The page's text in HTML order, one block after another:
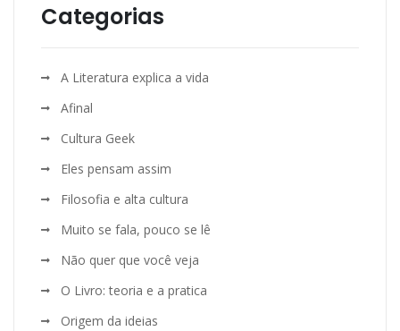
Categorias
A Literatura explica a vida
Afinal
Cultura Geek
Eles pensam assim
Filosofia e alta cultura
Muito se fala, pouco se lê
Não quer que você veja
O Livro: teoria e a pratica
Origem da ideias